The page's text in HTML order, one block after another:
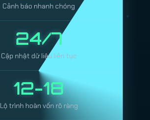
Cảnh báo nhanh chóng
24/7
Cập nhật dữ liệu liên tục
12-18
Lộ trình hoàn vốn rõ ràng